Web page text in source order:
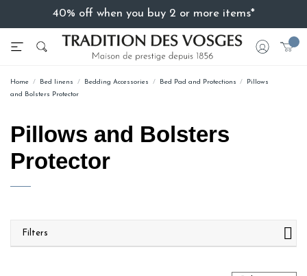
40% off when you buy 2 or more items*
Home Bed linens Bedding Accessories Bed Pad and Protections
Pillows
and Bolsters Protector
Pillows and Bolsters
Protector
Filters